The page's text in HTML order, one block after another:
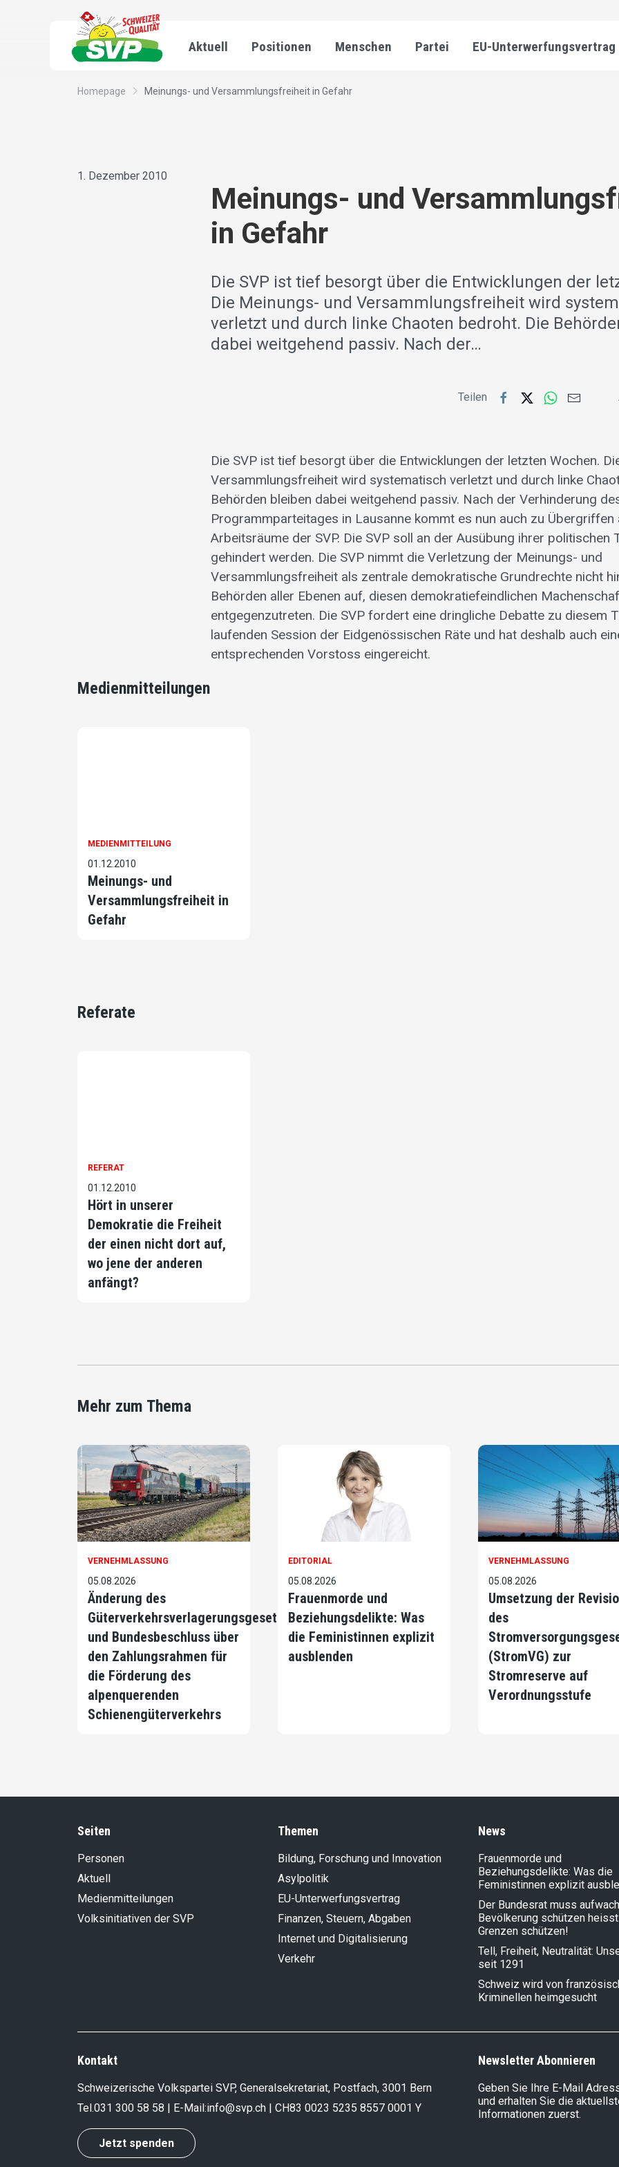
Aktuell Positionen Menschen Partei EU-Unterwerfungsvertrag
Homepage Meinungs- und Versammlungsfreiheit in Gefahr
1. Dezember 2010
Meinungs- und
in Gefahr
Die SVP ist tief besorgt über die Entwicklungen der
Die Meinungs- und Versammlungsfreiheit wird
verletzt und durch linke Chaoten bedroht. Die
dabei weitgehend passiv. Nach der…
Teilen
Die SVP ist tief besorgt über die Entwicklungen der letzten Wochen.
Versammlungsfreiheit wird systematisch verletzt und durch linke
Behörden bleiben dabei weitgehend passiv. Nach der Verhinderung
Programmparteitages in Lausanne kommt es nun auch zu Übergriffen
Arbeitsräume der SVP. Die SVP soll an der Ausübung ihrer politischen
gehindert werden. Die SVP nimmt die Verletzung der Meinungs- und
Versammlungsfreiheit als zentrale demokratische Grundrechte nicht
Behörden aller Ebenen auf, diesen demokratiefeindlichen
entgegenzutreten. Die SVP fordert eine dringliche Debatte zu diesem
laufenden Session der Eidgenössischen Räte und hat deshalb auch
entsprechenden Vorstoss eingereicht.
Medienmitteilungen
MEDIENMITTEILUNG
01.12.2010
Meinungs- und
Versammlungsfreiheit in
Gefahr
Referate
REFERAT
01.12.2010
Hört in unserer
Demokratie die Freiheit
der einen nicht dort auf,
wo jene der anderen
anfängt?
Mehr zum Thema
VERNEHMLASSUNG
05.08.2026
Änderung des
Güterverkehrsverlagerungsgesetzes
und Bundesbeschluss über
den Zahlungsrahmen für
die Förderung des
alpenquerenden
Schienengüterverkehrs
EDITORIAL
05.08.2026
Frauenmorde und
Beziehungsdelikte: Was
die Feministinnen explizit
ausblenden
VERNEHMLASSUNG
05.08.2026
Umsetzung der
des
(StromVG) zur
Stromreserve auf
Verordnungsstufe
Seiten
Personen
Aktuell
Medienmitteilungen
Volksinitiativen der SVP
Themen
Bildung, Forschung und Innovation
Asylpolitik
EU-Unterwerfungsvertrag
Finanzen, Steuern, Abgaben
Internet und Digitalisierung
Verkehr
News
Frauenmorde und
Beziehungsdelikte: Was die
Feministinnen explizit
Der Bundesrat muss
Bevölkerung schützen heisst
Grenzen schützen!
Tell, Freiheit, Neutralität:
seit 1291
Schweiz wird von
Kriminellen heimgesucht
Kontakt
Schweizerische Volkspartei SVP, Generalsekretariat, Postfach, 3001 Bern
Tel.031 300 58 58 | E-Mail:info@svp.ch | CH83 0023 5235 8557 0001 Y
Jetzt spenden
Newsletter Abonnieren
Geben Sie Ihre E-Mail
und erhalten Sie die
Informationen zuerst.